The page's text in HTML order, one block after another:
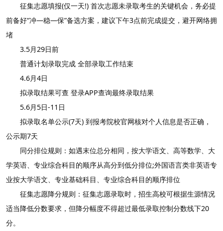
征集志愿填报(仅一天!) 首次志愿未录取考生的关键机会，务必提
前备好“冲—稳—保”备选方案，建议下午3点前完成提交，避开网络拥
堵
3.5月29日前
普通计划录取完成 全部录取工作结束
4.6月4日
拟录取结果可查 登录APP查询最终录取结果
5.6月5日-11日
拟录取名单公示(7天) 到报考院校官网核对个人信息是否正确，
公示期7天
同分排位规则：如遇末位总分相同，按大学语文、高等数学、大
学英语、专业综合科目的顺序从高分到低分排位;外国语言类非英语专
业按大学语文、专业基础科目、专业综合科目的顺序排位
征集志愿降分规则：征集志愿录取时，招生高校可根据生源情况
适当降低分数要求，但降分幅度不得超过最低录取控制分数线下20
分。